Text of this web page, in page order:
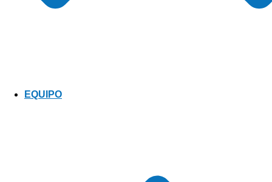
EQUIPO